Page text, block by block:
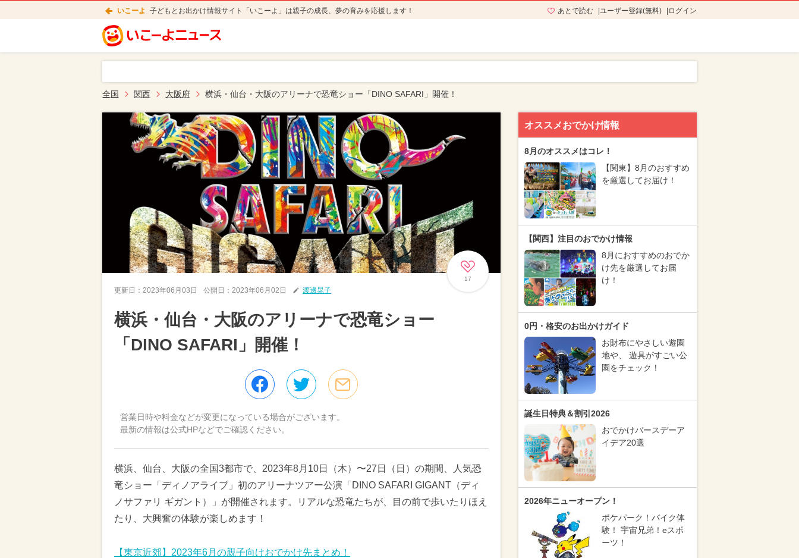
いこーよ 子どもとお出かけ情報サイト「いこーよ」は親子の成長、夢の育みを応援します！ あとで読む ユーザー登録(無料) ログイン
全国 関西 大阪府 横浜・仙台・大阪のアリーナで恐竜ショー「DINO SAFARI」開催！
17
更新日： 2023年06月03日 公開日： 2023年06月02日 渡邊晃子
横浜・仙台・大阪のアリーナで恐竜ショー
「DINO SAFARI」開催！
営業日時や料金などが変更になっている場合がございます。
最新の情報は公式HPなどでご確認ください。
横浜、仙台、大阪の全国3都市で、2023年8月10日（木）〜27日（日）の期間、人気恐
竜ショー「ディノアライブ」初のアリーナツアー公演「DINO SAFARI GIGANT（ディ
ノサファリ ギガント）」が開催されます。リアルな恐竜たちが、目の前で歩いたりほえ
たり、大興奮の体験が楽しめます！
【東京近郊】2023年6月の親子向けおでかけ先まとめ！
オススメおでかけ情報
8月のオススメはコレ！
【関東】8月のおすすめ
を厳選してお届け！
【関西】注目のおでかけ情報
8月におすすめのおでか
け先を厳選してお届
け！
0円・格安のお出かけガイド
お財布にやさしい遊園
地や、 遊具がすごい公
園をチェック！
誕生日特典＆割引2026
おでかけバースデーア
イデア20選
2026年ニューオープン！
ポケパーク！バイク体
験！ 宇宙兄弟！eスポ
ーツ！